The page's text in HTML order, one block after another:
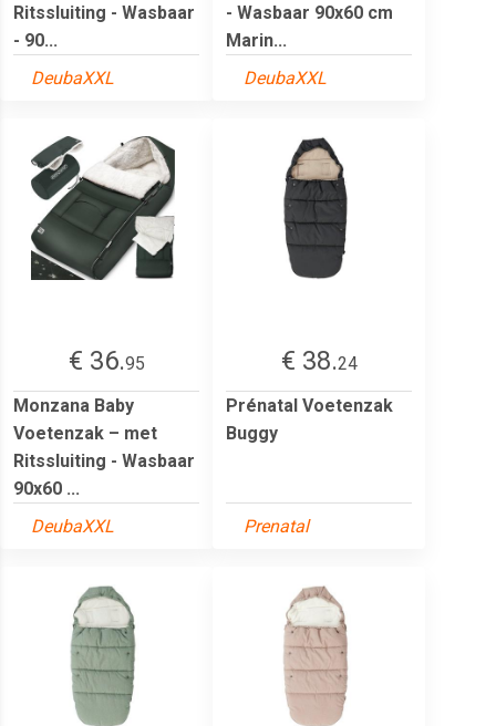
Ritssluiting - Wasbaar
- 90...
DeubaXXL
- Wasbaar 90x60 cm
Marin...
DeubaXXL
€ 36.95
Monzana Baby
Voetenzak – met
Ritssluiting - Wasbaar
90x60 ...
DeubaXXL
€ 38.24
Prénatal Voetenzak
Buggy
Prenatal